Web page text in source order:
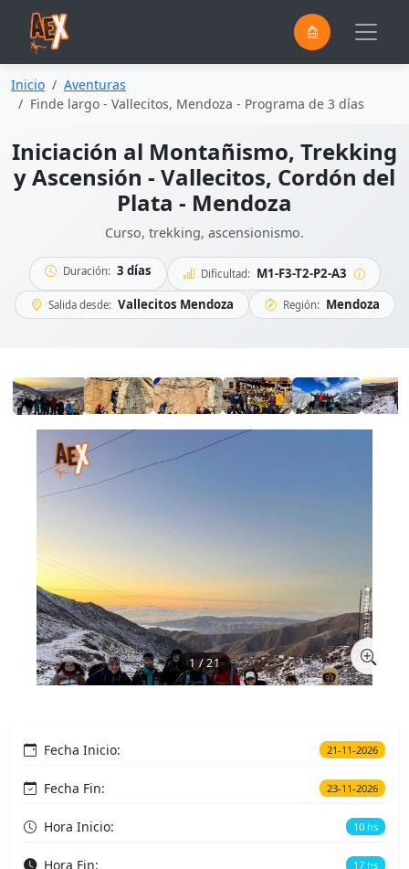
Inicio
Aventuras
Finde largo - Vallecitos, Mendoza - Programa de 3 días
Iniciación al Montañismo, Trekking
y Ascensión - Vallecitos, Cordón del
Plata - Mendoza
Curso, trekking, ascensionismo.
Duración: 3 días Dificultad: M1-F3-T2-P2-A3
Salida desde: Vallecitos Mendoza Región: Mendoza
1 / 21
Fecha Inicio: 21-11-2026
Fecha Fin: 23-11-2026
Hora Inicio: 10 hs
Hora Fin: 17 hs